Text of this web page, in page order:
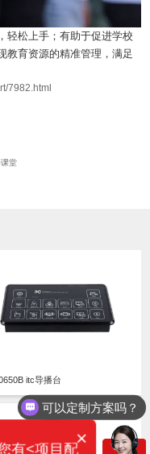
轻松上手；有助于促进学校
教育资源的精准管理，满足
7982.html
堂
itc导播台
可以定制方案吗？
×
有<项目配